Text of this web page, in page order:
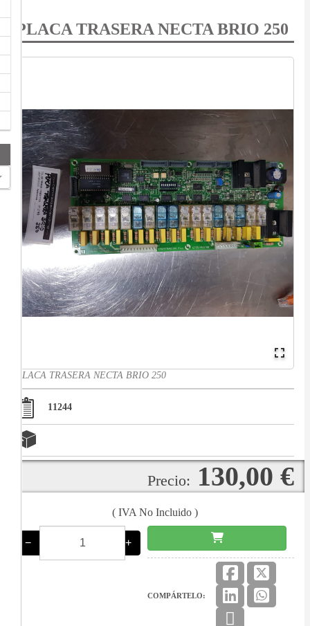
PLACA TRASERA NECTA BRIO 250
PLACA TRASERA NECTA BRIO 250
11244
Precio: 130,00 €
( IVA No Incluido )
− +
COMPÁRTELO: